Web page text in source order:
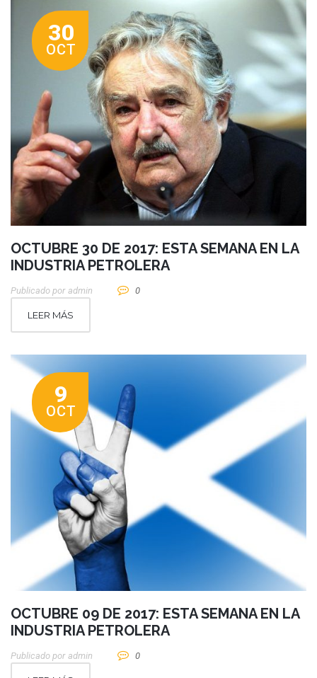
30
OCT
OCTUBRE 30 DE 2017: ESTA SEMANA EN LA
INDUSTRIA PETROLERA
Publicado por Admin 0
LEER MÁS
9
OCT
OCTUBRE 09 DE 2017: ESTA SEMANA EN LA
INDUSTRIA PETROLERA
Publicado por Admin 0